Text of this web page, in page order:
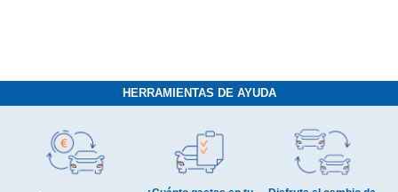
HERRAMIENTAS DE AYUDA